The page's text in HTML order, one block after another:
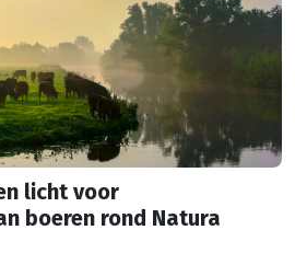
Continued
licht voor
boeren rond Natura